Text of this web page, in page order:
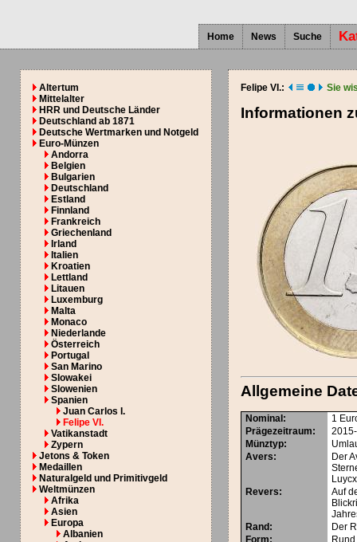
Home News Suche
Altertum
Mittelalter
HRR und Deutsche Länder
Deutschland ab 1871
Deutsche Wertmarken und Notgeld
Euro-Münzen
Andorra
Belgien
Bulgarien
Deutschland
Estland
Finnland
Frankreich
Griechenland
Irland
Italien
Kroatien
Lettland
Litauen
Luxemburg
Malta
Monaco
Niederlande
Österreich
Portugal
San Marino
Slowakei
Slowenien
Spanien
Juan Carlos I.
Felipe VI.
Vatikanstadt
Zypern
Jetons & Token
Medaillen
Naturalgeld und Primitivgeld
Weltmünzen
Afrika
Asien
Europa
Albanien
Felipe VI.: Sie
Informationen
Allgemeine
Nominal :
1
Prägezeitraum:
Münztyp:
Avers:
Der
Revers:
Auf
Rand :
Der